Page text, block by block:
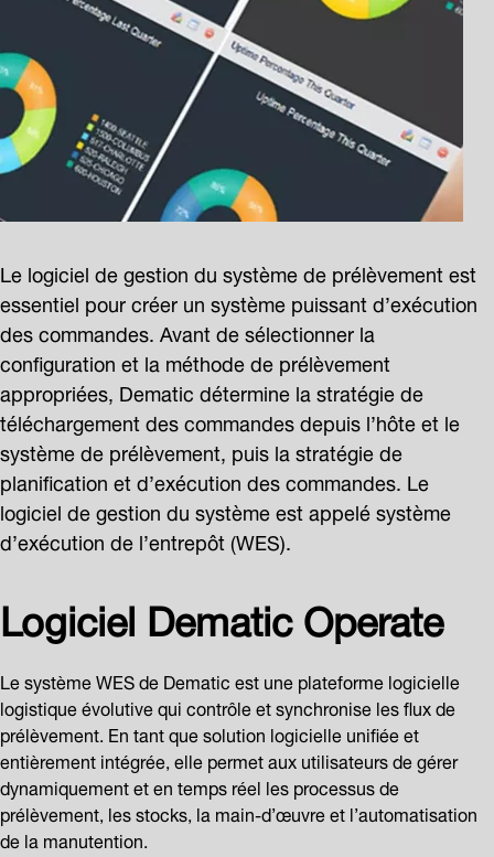
Le logiciel de gestion du système de prélèvement est
essentiel pour créer un système puissant d’exécution
des commandes. Avant de sélectionner la
configuration et la méthode de prélèvement
appropriées, Dematic détermine la stratégie de
téléchargement des commandes depuis l’hôte et le
système de prélèvement, puis la stratégie de
planification et d’exécution des commandes. Le
logiciel de gestion du système est appelé système
d’exécution de l’entrepôt (WES).
Logiciel Dematic Operate
Le système WES de Dematic est une plateforme logicielle
logistique évolutive qui contrôle et synchronise les flux de
prélèvement. En tant que solution logicielle unifiée et
entièrement intégrée, elle permet aux utilisateurs de gérer
dynamiquement et en temps réel les processus de
prélèvement, les stocks, la main-d’œuvre et l’automatisation
de la manutention.